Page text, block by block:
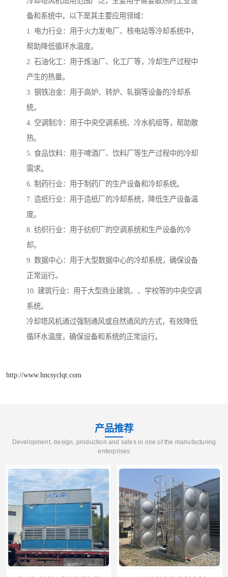
备和系统中。以下是其主要应用领域：
1. 电力行业：用于火力发电厂、核电站等冷却系统中，
帮助降低循环水温度。
2. 石油化工：用于炼油厂、化工厂等，冷却生产过程中
产生的热量。
3. 钢铁冶金：用于高炉、转炉、轧钢等设备的冷却系
统。
4. 空调制冷：用于中央空调系统、冷水机组等，帮助散
热。
5. 食品饮料：用于啤酒厂、饮料厂等生产过程中的冷却
需求。
6. 制药行业：用于制药厂的生产设备和冷却系统。
7. 造纸行业：用于造纸厂的冷却系统，降低生产设备温
度。
8. 纺织行业：用于纺织厂的空调系统和生产设备的冷
却。
9. 数据中心：用于大型数据中心的冷却系统，确保设备
正常运行。
10. 建筑行业：用于大型商业建筑、、学校等的中央空调
系统。
冷却塔风机通过强制通风或自然通风的方式，有效降低
循环水温度，确保设备和系统的正常运行。
http://www.hncsyclqt.com
产品推荐
Development, design, production and sales in one of the manufacturing
enterprises